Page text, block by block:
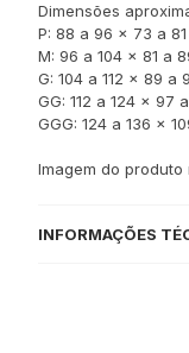
Dimensões
P: 88 a 96 x 73 a
M: 96 a 104 x 81 a
G: 104 a 112 x 89 a
GG: 112 a 124 x 97
GGG: 124 a 136 x
Imagem do produto
INFORMAÇÕES